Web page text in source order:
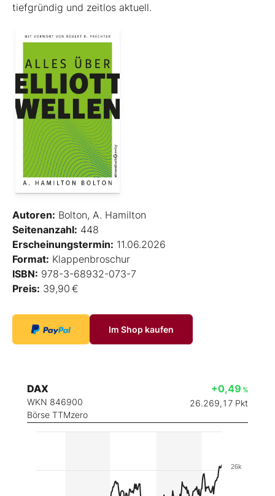
tiefgründig und zeitlos aktuell.
Autoren: Bolton, A. Hamilton
Seitenanzahl: 448
Erscheinungstermin: 11.06.2026
Format: Klappenbroschur
ISBN: 978-3-68932-073-7
Preis: 39,90 €
Im Shop kaufen
DAX
WKN 846900
Börse TTMzero
+0,49 %
26.269,17 Pkt
26k